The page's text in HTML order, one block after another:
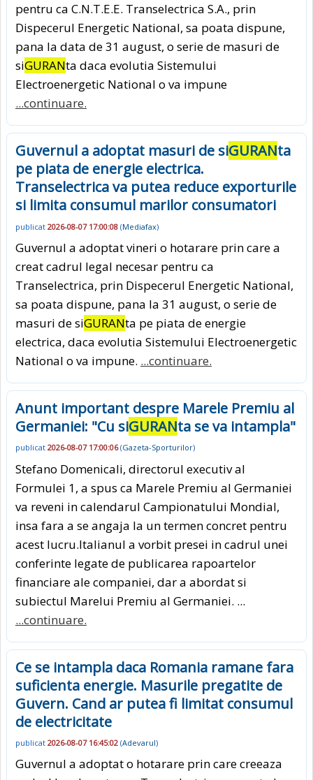
pentru ca C.N.T.E.E. Transelectrica S.A., prin
Dispecerul Energetic National, sa poata dispune,
pana la data de 31 august, o serie de masuri de
siGURANta daca evolutia Sistemului
Electroenergetic National o va impune
...continuare.
Guvernul a adoptat masuri de siGURANta
pe piata de energie electrica.
Transelectrica va putea reduce exporturile
si limita consumul marilor consumatori
publicat 2026-08-07 17:00:08 (Mediafax)
Guvernul a adoptat vineri o hotarare prin care a
creat cadrul legal necesar pentru ca
Transelectrica, prin Dispecerul Energetic National,
sa poata dispune, pana la 31 august, o serie de
masuri de siGURANta pe piata de energie
electrica, daca evolutia Sistemului Electroenergetic
National o va impune. ...continuare.
Anunt important despre Marele Premiu al
Germaniei: "Cu siGURANta se va intampla"
publicat 2026-08-07 17:00:06(Gazeta-Sporturilor)
Stefano Domenicali, directorul executiv al
Formulei 1, a spus ca Marele Premiu al Germaniei
va reveni in calendarul Campionatului Mondial,
insa fara a se angaja la un termen concret pentru
acest lucru.Italianul a vorbit presei in cadrul unei
conferinte legate de publicarea rapoartelor
financiare ale companiei, dar a abordat si
subiectul Marelui Premiu al Germaniei. ...
...continuare.
Ce se intampla daca Romania ramane fara
suficienta energie. Masurile pregatite de
Guvern. Cand ar putea fi limitat consumul
de electricitate
publicat 2026-08-07 16:45:02 (Adevarul)
Guvernul a adoptat o hotarare prin care creeaza